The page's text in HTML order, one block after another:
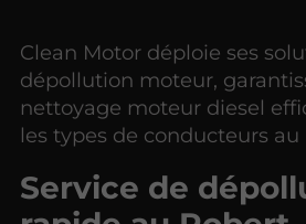
Clean Motor déploie ses
dépollution moteur,
nettoyage moteur diesel
les types de conducteurs au
Service de